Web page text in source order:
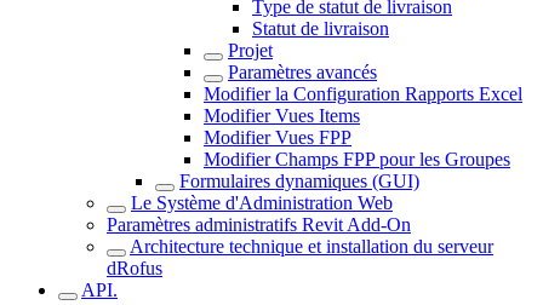
Type de statut de livraison
Statut de livraison
Projet
Paramètres avancés
Modifier la Configuration Rapports Excel
Modifier Vues Items
Modifier Vues FPP
Modifier Champs FPP pour les Groupes
Formulaires dynamiques (GUI)
Le Système d'Administration Web
Paramètres administratifs Revit Add-On
Architecture technique et installation du serveur
dRofus
API.